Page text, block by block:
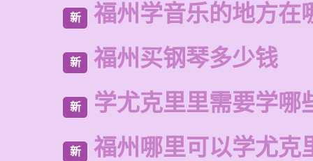
新 福州学音乐的地方在
新 福州买钢琴多少钱
新 学尤克里里需要学哪
新 福州哪里可以学尤克